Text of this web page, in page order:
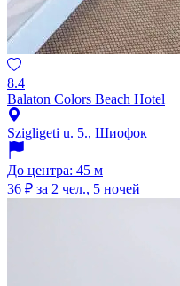
8.4
Balaton Colors Beach Hotel
Szigligeti u. 5., Шиофок
До центра: 45 м
36 ₽ за 2 чел., 5 ночей